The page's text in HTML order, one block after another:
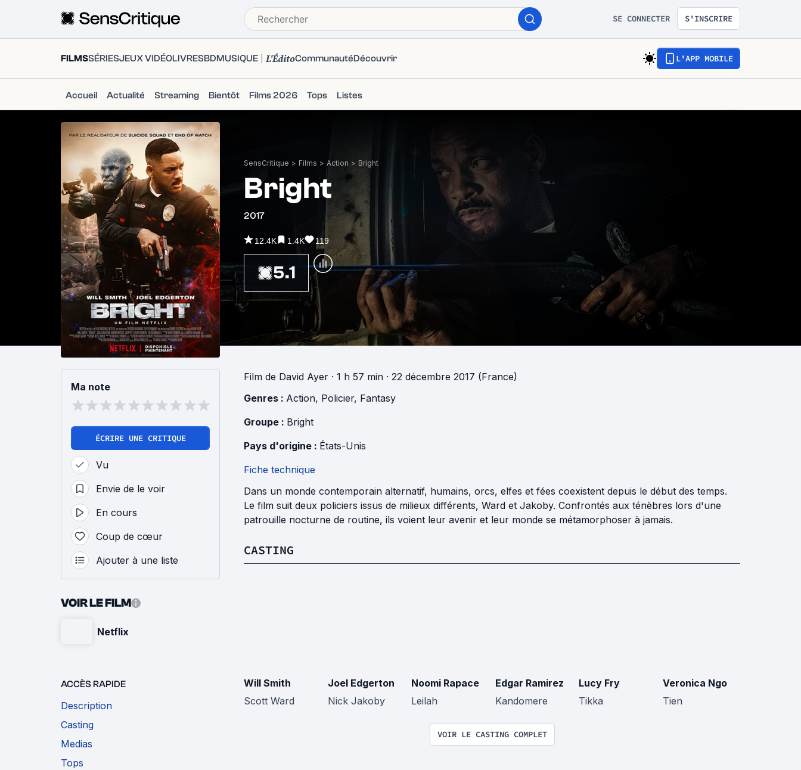
SE CONNECTER S'INSCRIRE
FILMSSÉRIESJEUX VIDÉOLIVRESBDMUSIQUE L'ÉditoCommunautéDécouvrir L'APP MOBILE
Accueil Actualité Streaming Bientôt Films 2026 Tops Listes
SensCritique > Films > Action > Bright
Bright
2017
12.4K 1.4K 119
5.1
Ma note
ÉCRIRE UNE CRITIQUE
Vu
Envie de le voir
En cours
Coup de cœur
Ajouter à une liste
VOIR LE FILM
Netflix
ACCÈS RAPIDE
Description
Casting
Medias
Tops
Film de David Ayer · 1 h 57 min · 22 décembre 2017 (France)
Genres : Action, Policier, Fantasy
Groupe : Bright
Pays d'origine : États-Unis
Fiche technique
Dans un monde contemporain alternatif, humains, orcs, elfes et fées coexistent depuis le début des temps.
Le film suit deux policiers issus de milieux différents, Ward et Jakoby. Confrontés aux ténèbres lors d'une
patrouille nocturne de routine, ils voient leur avenir et leur monde se métamorphoser à jamais.
CASTING
Will Smith
Scott Ward
Joel Edgerton
Nick Jakoby
Noomi Rapace
Leilah
Edgar Ramirez
Kandomere
Lucy Fry
Tikka
Veronica Ngo
Tien
VOIR LE CASTING COMPLET